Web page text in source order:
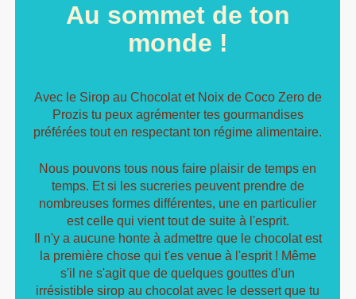
Au sommet de ton
monde !
Avec le Sirop au Chocolat et Noix de Coco Zero de
Prozis tu peux agrémenter tes gourmandises
préférées tout en respectant ton régime alimentaire.
Nous pouvons tous nous faire plaisir de temps en
temps. Et si les sucreries peuvent prendre de
nombreuses formes différentes, une en particulier
est celle qui vient tout de suite à l'esprit.
Il n'y a aucune honte à admettre que le chocolat est
la première chose qui t'es venue à l'esprit ! Même
s'il ne s'agit que de quelques gouttes d'un
irrésistible sirop au chocolat avec le dessert que tu